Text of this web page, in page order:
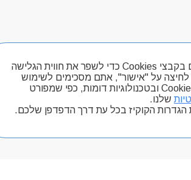
אנו משתמשים בקבצי Cookies כדי לשפר את חווית הגלישה
על "אישור", אתם מסכימים לשימוש
שלנו בקבצי Cookies ובטכנולוגיות דומות, כפי שמפורט
שלנו.
הגדרות הקוקיז בכל עת דרך הדפדפן שלכם.